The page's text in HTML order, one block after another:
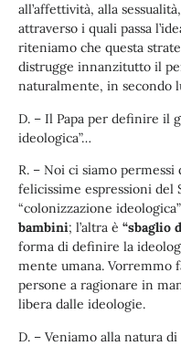
all’affettività, alla
attraverso i quali passa
riteniamo che questa
distrugge innanzitutto il
naturalmente, in secondo
D. – Il Papa per definire il
ideologica”…
R. – Noi ci siamo
felicissime espressioni del
“colonizzazione
bambini; l’altra è “sbaglio
forma di definire la
mente umana. Vorremmo
persone a ragionare in
libera dalle ideologie.
D. – Veniamo alla natura